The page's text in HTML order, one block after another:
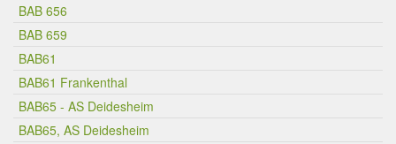
BAB 656
BAB 659
BAB61
BAB61 Frankenthal
BAB65 - AS Deidesheim
BAB65, AS Deidesheim